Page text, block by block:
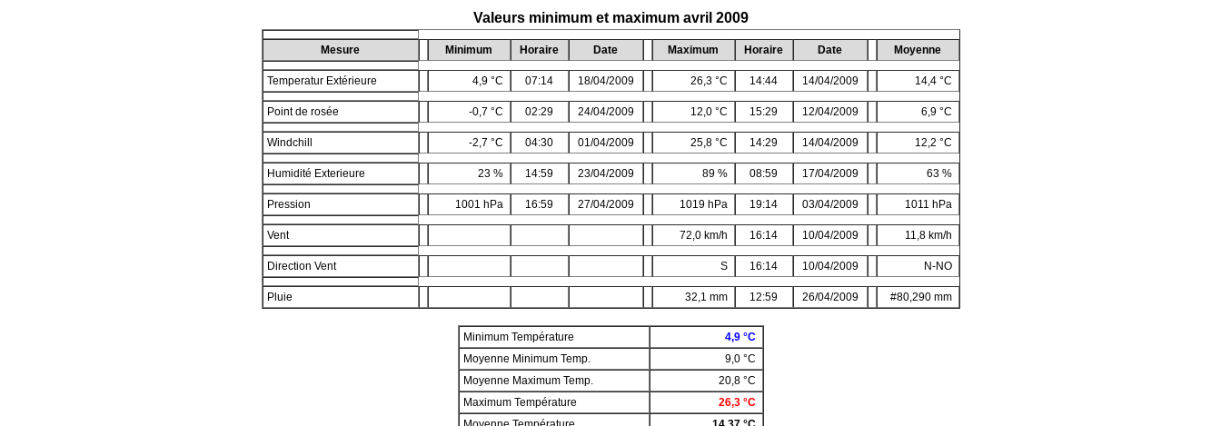
Valeurs minimum et maximum avril 2009
Mesure Minimum Horaire Date Maximum Horaire Date Moyenne
Temperatur Extérieure 4,9 °C 07:14 18/04/2009 26,3 °C 14:44 14/04/2009 14,4 °C
Point de rosée -0,7 °C 02:29 24/04/2009 12,0 °C 15:29 12/04/2009 6,9 °C
Windchill -2,7 °C 04:30 01/04/2009 25,8 °C 14:29 14/04/2009 12,2 °C
Humidité Exterieure 23 % 14:59 23/04/2009 89 % 08:59 17/04/2009 63 %
Pression 1001 hPa 16:59 27/04/2009 1019 hPa 19:14 03/04/2009 1011 hPa
Vent 72,0 km/h 16:14 10/04/2009 11,8 km/h
Direction Vent S 16:14 10/04/2009 N-NO
Pluie 32,1 mm 12:59 26/04/2009 #80,290 mm
Minimum Température
4,9 °C
Moyenne Minimum Temp.
9,0 °C
Moyenne Maximum Temp.
20,8 °C
Maximum Température
26,3 °C